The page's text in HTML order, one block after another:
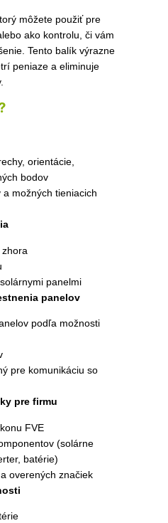
môžete použiť pre
ako kontrolu, či vám
Tento balík výrazne
peniaze a eliminuje
orientácie,
bodov
možných tieniacich
panelmi
panelov
podľa možnosti
pre komunikáciu so
pre firmu
FVE
(solárne
batérie)
overených značiek